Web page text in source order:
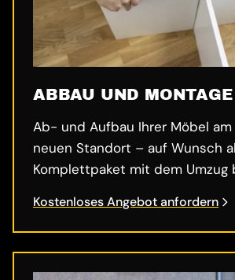
ABBAU UND MONTAGE
Ab- und Aufbau Ihrer Möbel
neuen Standort – auf Wunsch
Komplettpaket mit dem Umzug
Kostenloses Angebot anfordern